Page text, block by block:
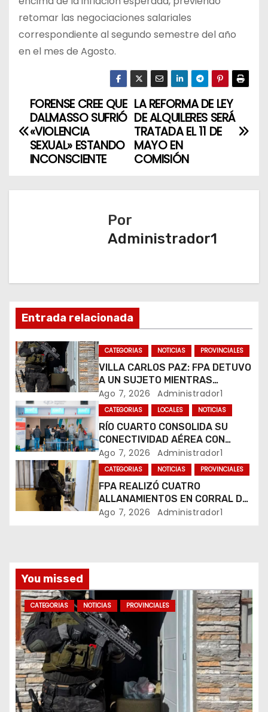
retomar las negociaciones salariales
correspondiente al segundo semestre del año
en el mes de Agosto.
N
a
e
i
ó
n
d
e
e
n
t
r
a
a
s
LA REFORMA DE LEY
DE ALQUILERES SERÁ
TRATADA EL 11 DE
MAYO EN
COMISIÓN
FORENSE CREE QUE
DALMASSO SUFRIÓ
«VIOLENCIA
SEXUAL» ESTANDO
INCONSCIENTE
Por
Administrador1
Entrada relacionada
CATEGORIAS NOTICIAS PROVINCIALES
VILLA CARLOS PAZ: FPA DETUVO
A UN SUJETO MIENTRAS
COMERCIALIZABA COCAÍNA Y
MARIHUANA EN UNA PLAZA
Ago 7, 2026 Administrador1
CATEGORIAS LOCALES NOTICIAS
RÍO CUARTO CONSOLIDA SU
CONECTIVIDAD AÉREA CON
CUATRO VUELOS SEMANALES A
BUENOS AIRES
Ago 7, 2026 Administrador1
CATEGORIAS NOTICIAS PROVINCIALES
FPA REALIZÓ CUATRO
ALLANAMIENTOS EN CORRAL DE
BUSTOS-IFFLINGER
Ago 7, 2026 Administrador1
You missed
CATEGORIAS NOTICIAS PROVINCIALES